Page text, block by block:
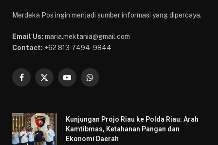
Merdeka Pos ingin menjadi sumber informasi yang dipercaya.
Email Us: maria.mektania@gmail.com
Contact: +62 813-7494-9844
Facebook
X
YouTubeWhatsApp
Kunjungan Projo Riau ke Polda Riau: Arah
Kamtibmas, Ketahanan Pangan dan
Ekonomi Daerah